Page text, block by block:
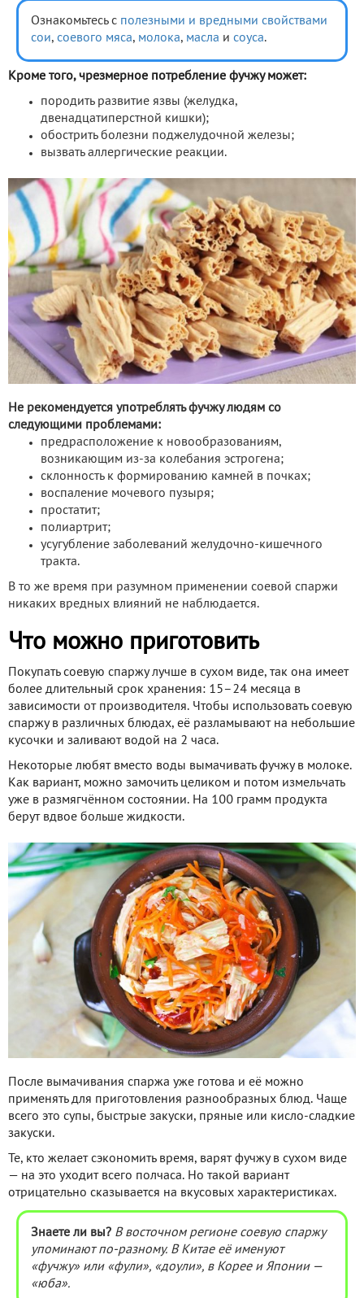
Ознакомьтесь с полезными и вредными свойствами
сои, соевого мяса, молока, масла и соуса.
Кроме того, чрезмерное потребление фучжу может:
породить развитие язвы (желудка,
двенадцатиперстной кишки);
обострить болезни поджелудочной железы;
вызвать аллергические реакции.
Не рекомендуется употреблять фучжу людям со
следующими проблемами:
предрасположение к новообразованиям,
возникающим из-за колебания эстрогена;
склонность к формированию камней в почках;
воспаление мочевого пузыря;
простатит;
полиартрит;
усугубление заболеваний желудочно-кишечного
тракта.
В то же время при разумном применении соевой спаржи
никаких вредных влияний не наблюдается.
Что можно приготовить
Покупать соевую спаржу лучше в сухом виде, так она имеет
более длительный срок хранения: 15–24 месяца в
зависимости от производителя. Чтобы использовать соевую
спаржу в различных блюдах, её разламывают на небольшие
кусочки и заливают водой на 2 часа.
Некоторые любят вместо воды вымачивать фучжу в молоке.
Как вариант, можно замочить целиком и потом измельчать
уже в размягчённом состоянии. На 100 грамм продукта
берут вдвое больше жидкости.
После вымачивания спаржа уже готова и её можно
применять для приготовления разнообразных блюд. Чаще
всего это супы, быстрые закуски, пряные или кисло-сладкие
закуски.
Те, кто желает сэкономить время, варят фучжу в сухом виде
— на это уходит всего полчаса. Но такой вариант
отрицательно сказывается на вкусовых характеристиках.
Знаете ли вы? В восточном регионе соевую спаржу
упоминаютпо-разному. В Китае её именуют
«фучжу» или «фули», «доули», в Корее и Японии —
«юба».